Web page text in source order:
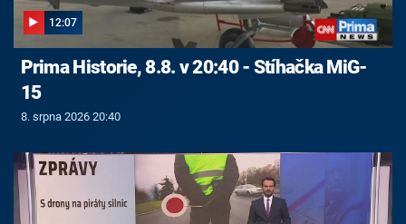
12:07
Prima Historie, 8.8. v 20:40 - Stíhačka MiG-
15
8. srpna 2026 20:40